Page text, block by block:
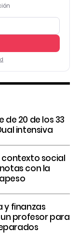
de 20 de los 33
intensiva
contexto social
con la
y finanzas
profesor para